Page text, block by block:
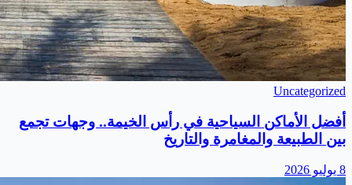
Uncategorized
أفضل الأماكن السياحية في رأس الخيمة.. وجهات تجمع
بين الطبيعة والمغامرة والتاريخ
8 يوليو 2026